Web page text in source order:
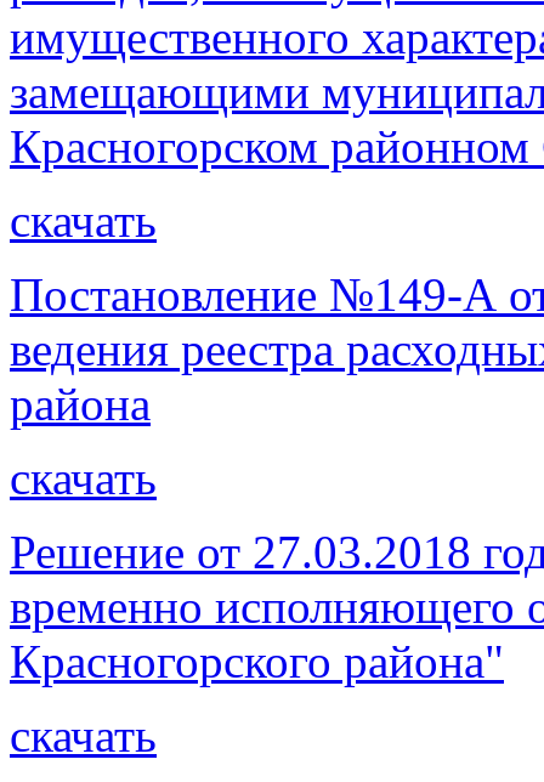
имущественного
замещающими
Красногорском районном
скачать
Постановление №149-А
ведения реестра
района
скачать
Решение от 27.03.2018
временно исполняющего
Красногорского района"
скачать